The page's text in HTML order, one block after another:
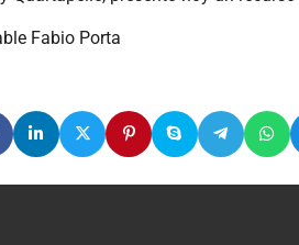
Fabio Porta